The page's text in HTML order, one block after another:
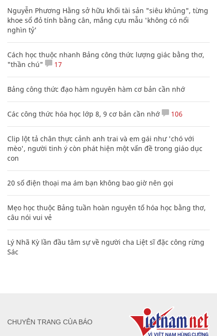
Nguyễn Phương Hằng sở hữu khối tài sản "siêu khủng", từng
khoe sổ đỏ tính bằng cân, mắng cựu mẫu 'không có nổi
nghìn tỷ'
Cách học thuộc nhanh Bảng công thức lượng giác bằng thơ,
"thần chú"
17
Bảng công thức đạo hàm nguyên hàm cơ bản cần nhớ
Các công thức hóa học lớp 8, 9 cơ bản cần nhớ 106
Clip lột tả chân thực cảnh anh trai và em gái như 'chó với
mèo', người tinh ý còn phát hiện một vấn đề trong giáo dục
con
20 số điện thoại ma ám bạn không bao giờ nên gọi
Mẹo học thuộc Bảng tuần hoàn nguyên tố hóa học bằng thơ,
câu nói vui vẻ
Lý Nhã Kỳ lần đầu tâm sự về người cha Liệt sĩ đặc công rừng
Sác
CHUYÊN TRANG CỦA BÁO